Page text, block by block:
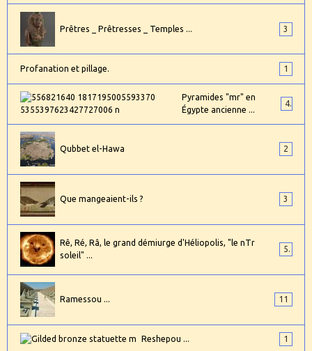
Prêtres _ Prêtresses _ Temples ... 3
Profanation et pillage. 1
Pyramides "mr" en
Égypte ancienne ...
4
Qubbet el-Hawa 2
Que mangeaient-ils ? 3
Rê, Ré, Râ, le grand démiurge d'Héliopolis, "le nTr
soleil" ...
5
Ramessou ... 11
Reshepou ... 1